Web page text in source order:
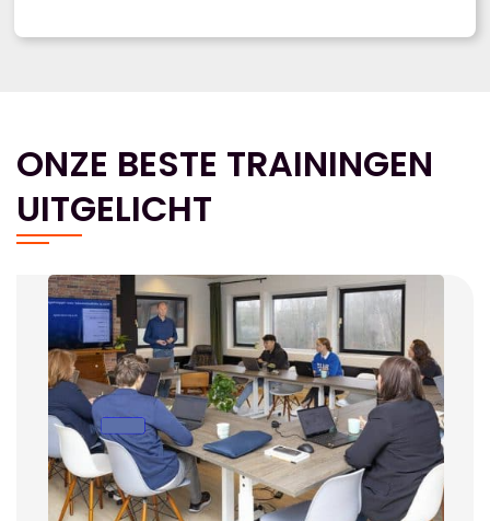
ONZE BESTE TRAININGEN
UITGELICHT